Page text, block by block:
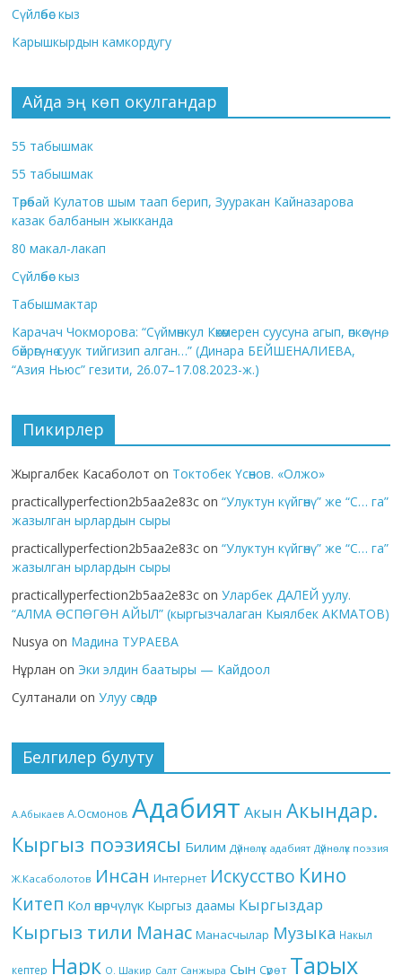
Сүйлөбөс кыз
Карышкырдын камкордугу
Айда эң көп окулгандар
55 табышмак
55 табышмак
Төрөбай Кулатов шым таап берип, Зууракан Кайназарова
казак балбанын жыкканда
80 макал-лакап
Сүйлөбөс кыз
Табышмактар
Карачач Чокморова: “Сүймөнкул Көкөмерен суусуна агып, өпкөсүнө,
бөйрөгүнө суук тийгизип алган…” (Динара БЕЙШЕНАЛИЕВА,
“Азия Ньюс” гезити, 26.07–17.08.2023-ж.)
Пикирлер
Жыргалбек Касаболот on Токтобек Үсөнов. «Олжо»
practicallyperfection2b5aa2e83c on“Улуктун күйгөнү” же “С… га”
жазылган ырлардын сыры
practicallyperfection2b5aa2e83c on“Улуктун күйгөнү” же “С… га”
жазылган ырлардын сыры
practicallyperfection2b5aa2e83c onУларбек ДАЛЕЙ уулу.
“АЛМА ӨСПӨГӨН АЙЫЛ” (кыргызчалаган Кыялбек АКМАТОВ)
Nusya on Мадина ТУРАЕВА
Нұрлан on Эки элдин баатыры — Кайдоол
Султанали onУлуу сөздөр
Белгилер булуту
А.Абыкаев А.Осмонов Адабият Акын Акындар.
Кыргыз поэзиясы Билим Дүйнөлүк адабият Дүйнөлүк поэзия
Ж.Касаболотов Инсан Интернет Искусство Кино
Китеп Кол өнөрчүлүк Кыргыз даамы Кыргыздар
Кыргыз тили Манас Манасчылар Музыка Накыл
кептер Нарк О. Шакир Салт Санжыра Сын Сүрөт Тарых